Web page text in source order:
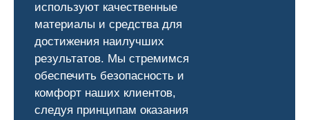
используют качественные
материалы и средства для
достижения наилучших
результатов. Мы стремимся
обеспечить безопасность и
комфорт наших клиентов,
следуя принципам оказания